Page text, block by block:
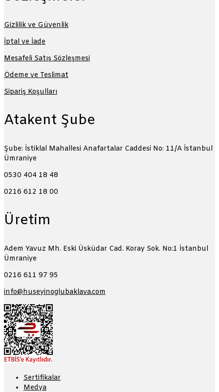
Gizlilik ve Güvenlik
İptal ve İade
Mesafeli Satış Sözleşmesi
Ödeme ve Teslimat
Sipariş Koşulları
Atakent Şube
Şube: İstiklal Mahallesi Anafartalar Caddesi No: 11/A İstanbul
Ümraniye
0530 404 18 48
0216 612 18 00
Üretim
Adem Yavuz Mh. Eski Üsküdar Cad. Koray Sok. No:1 İstanbul
Ümraniye
0216 611 97 95
info@huseyinoglubaklava.com
Sertifikalar
Medya